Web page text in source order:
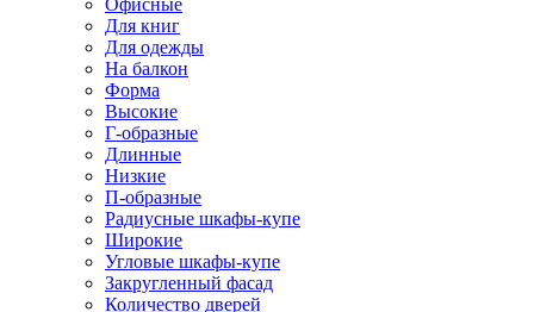
Офисные
Для книг
Для одежды
На балкон
Форма
Высокие
Г-образные
Длинные
Низкие
П-образные
Радиусные шкафы-купе
Широкие
Угловые шкафы-купе
Закругленный фасад
Количество дверей